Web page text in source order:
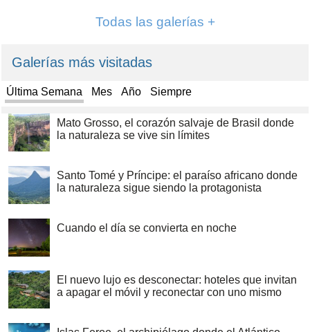
Todas las galerías +
Galerías más visitadas
Última Semana Mes Año Siempre
Mato Grosso, el corazón salvaje de Brasil donde
la naturaleza se vive sin límites
Santo Tomé y Príncipe: el paraíso africano donde
la naturaleza sigue siendo la protagonista
Cuando el día se convierta en noche
El nuevo lujo es desconectar: hoteles que invitan
a apagar el móvil y reconectar con uno mismo